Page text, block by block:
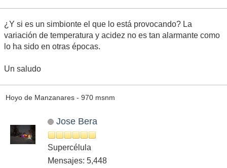
¿Y si es un simbionte el que lo está provocando? La
variación de temperatura y acidez no es tan alarmante como
lo ha sido en otras épocas.
Un saludo
Hoyo de Manzanares - 970 msnm
Jose Bera
Supercélula
Mensajes: 5,448